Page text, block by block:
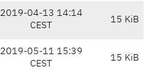
2019-04-13 14:14
CEST
15 KiB
2019-05-11 15:39
CEST
15 KiB